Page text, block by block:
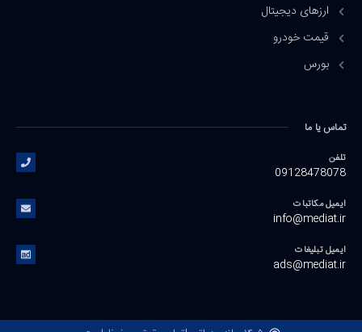
ارزهای دیجیتال
قیمت خودرو
بورس
تماس یا ما
تلفن
09128478078
ایمیل مکاتبات
info@mediat.ir
ایمیل تبلیغات
ads@mediat.ir